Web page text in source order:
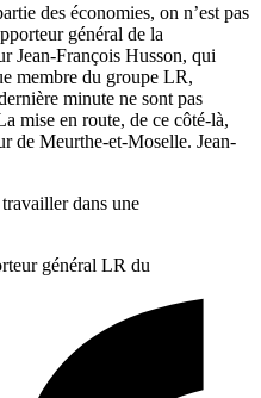
des économies, on n’est pas
général de la
Jean-François Husson, qui
membre du groupe LR,
minute ne sont pas
mise en route, de ce côté-là,
de Meurthe-et-Moselle. Jean-
dans une
général LR du